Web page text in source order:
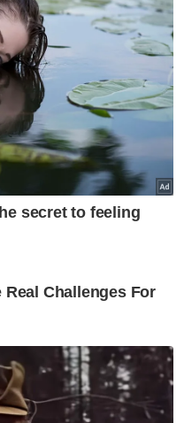
hanya
ria ke sana ke
tersesat ke
ke rumah.
sebenarnya
lalu mengambil
kawan-kawan
keluarga. Ibu
laporan polis
kes orang hilang
perkara
dan tidak
semua pihak.
melibatkan